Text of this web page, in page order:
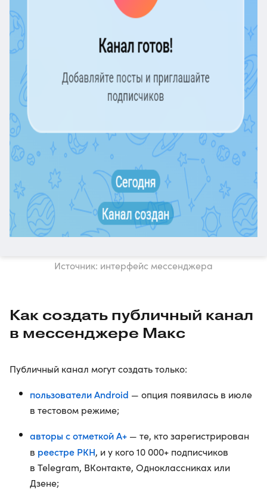
Источник: интерфейс мессенджера
Как создать публичный канал
в мессенджере Макс
Публичный канал могут создать только:
пользователи Android — опция появилась в июле
в тестовом режиме;
авторы с отметкой А+ — те, кто зарегистрирован
в реестре РКН, и у кого 10 000+ подписчиков
в Telegram, ВКонтакте, Одноклассниках или
Дзене;